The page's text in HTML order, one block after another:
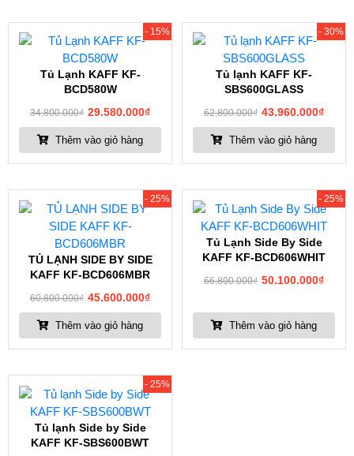
- 15%
Tủ Lạnh KAFF KF-
BCD580W
34.800.000₫ 29.580.000₫
Thêm vào giỏ hàng
- 30%
Tủ lạnh KAFF KF-
SBS600GLASS
62.800.000₫ 43.960.000₫
Thêm vào giỏ hàng
- 25%
TỦ LẠNH SIDE BY SIDE
KAFF KF-BCD606MBR
60.800.000₫ 45.600.000₫
Thêm vào giỏ hàng
- 25%
Tủ Lạnh Side By Side
KAFF KF-BCD606WHIT
66.800.000₫ 50.100.000₫
Thêm vào giỏ hàng
- 25%
Tủ lạnh Side by Side
KAFF KF-SBS600BWT